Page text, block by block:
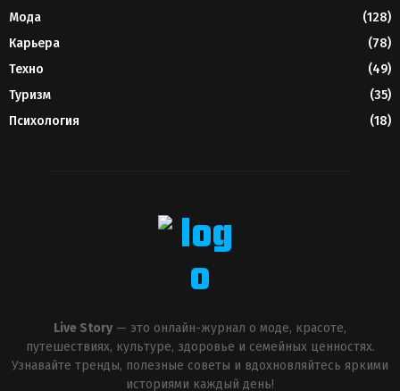
Мода
(128)
Карьера
(78)
Техно
(49)
Туризм
(35)
Психология
(18)
Live Story — это онлайн-журнал о моде, красоте,
путешествиях, культуре, здоровье и семейных ценностях.
Узнавайте тренды, полезные советы и вдохновляйтесь яркими
историями каждый день!